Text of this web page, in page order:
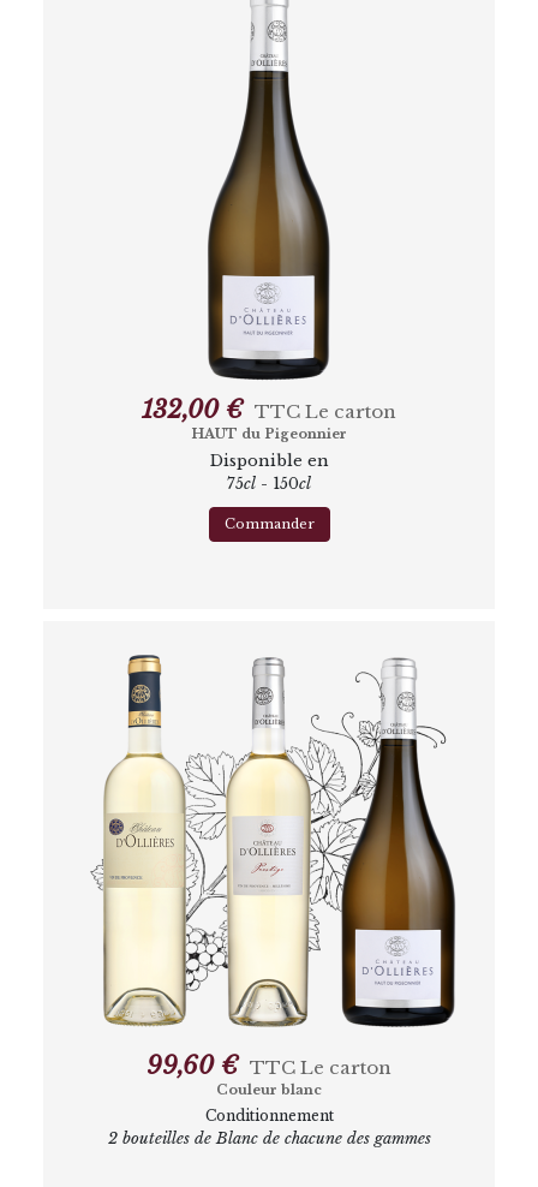
132,00 € TTC Le carton
HAUT du Pigeonnier
Disponible en
75cl - 150cl
Commander
99,60 € TTC Le carton
Couleur blanc
Conditionnement
2 bouteilles de Blanc de chacune des gammes